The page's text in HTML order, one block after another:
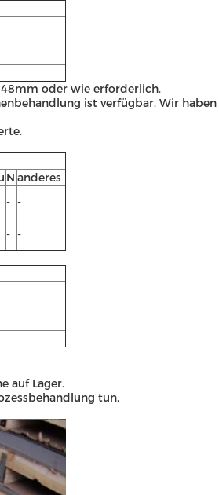
oder wie erforderlich.
ist verfügbar. Wir
N anderes
- -
- -
auf Lager.
tun.